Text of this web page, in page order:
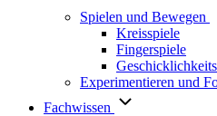
Spielen und Bewegen
Kreisspiele
Fingerspiele
Experimentieren und
Fachwissen